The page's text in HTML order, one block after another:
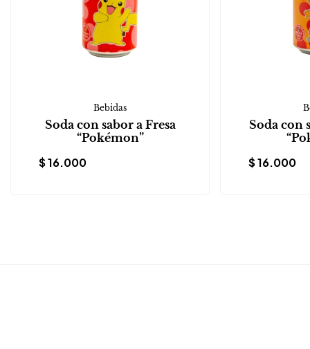
Bebidas
Soda con sabor a Fresa
“Pokémon”
$16.000
Soda con
$16.000